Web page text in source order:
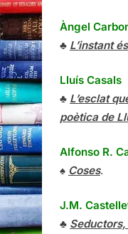
Àngel
♣ L’instant
Lluís Casals
♣ L’esclat
poètica de
Alfonso R.
♠ Coses.
J.M.
♣